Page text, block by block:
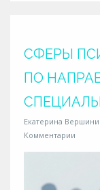
СФЕРЫ
ПО
Екатерина
Комментарии